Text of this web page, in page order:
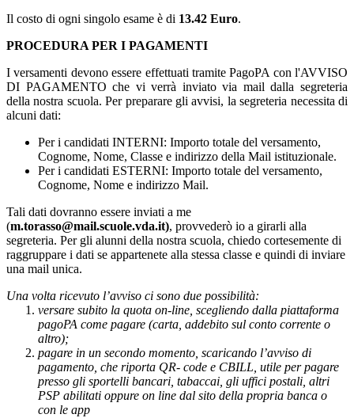
Il costo di ogni singolo esame è di 13.42 Euro.
PROCEDURA PER I PAGAMENTI
I versamenti devono essere effettuati tramite PagoPA con l'AVVISO
DI PAGAMENTO che vi verrà inviato via mail dalla segreteria
della nostra scuola. Per preparare gli avvisi, la segreteria necessita di
alcuni dati:
Per i candidati INTERNI: Importo totale del versamento,
Cognome, Nome, Classe e indirizzo della Mail istituzionale.
Per i candidati ESTERNI: Importo totale del versamento,
Cognome, Nome e indirizzo Mail.
Tali dati dovranno essere inviati a me
(m.torasso@mail.scuole.vda.it), provvederò io a girarli alla
segreteria. Per gli alunni della nostra scuola, chiedo cortesemente di
raggruppare i dati se appartenete alla stessa classe e quindi di inviare
una mail unica.
Una volta ricevuto l’avviso ci sono due possibilità:
versare subito la quota on-line, scegliendo dalla piattaforma
pagoPA come pagare (carta, addebito sul conto corrente o
altro);
pagare in un secondo momento, scaricando l’avviso di
pagamento, che riporta QR- code e CBILL, utile per pagare
presso gli sportelli bancari, tabaccai, gli uffici postali, altri
PSP abilitati oppure on line dal sito della propria banca o
con le app